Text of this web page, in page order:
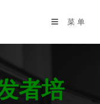
菜单
者培